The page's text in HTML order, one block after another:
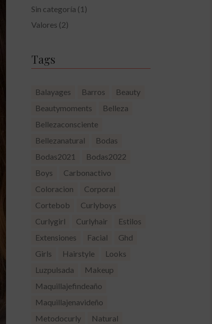
Sin categoría (1)
Valores (2)
Tags
Balayages Barros
Beauty
Beautymoments
Belleza
Bellezaconsciente
Bellezanatural
Bodas
Bodas2021
Bodas2022
Boys
Carbonactivo
Coloracion
Corporal
Cortebob
Curlyboys
Curlygirl
Curlyhair
Estilos
Extensiones
Facial
Ghd
Girls
Hairstyle
Looks
Luzpulsada
Makeup
Maquillajefindeaño
Maquillajenavideño
Metodocurly
Natural